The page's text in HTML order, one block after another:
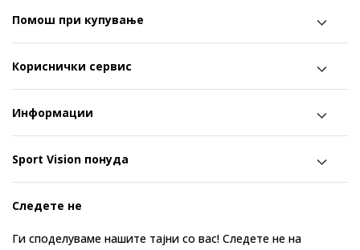
Помош при купување
Кориснички сервис
Информации
Sport Vision понуда
Следете не
Ги споделуваме нашите тајни со вас! Следете не на